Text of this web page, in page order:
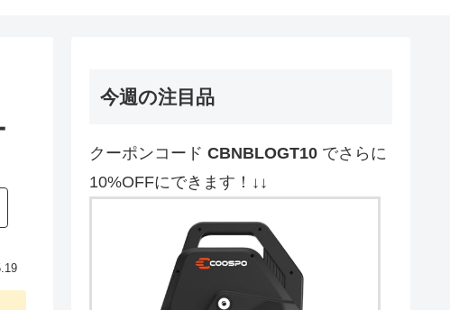
今週の注目品
クーポンコード CBNBLOGT10 でさらに
10%OFFにできます！↓↓